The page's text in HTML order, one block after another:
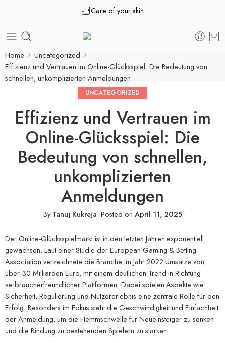
Care of your skin
Home
Uncategorized
Effizienz und Vertrauen im Online-Glücksspiel: Die Bedeutung von
schnellen, unkomplizierten Anmeldungen
UNCATEGORIZED
Effizienz und Vertrauen im
Online-Glücksspiel: Die
Bedeutung von schnellen,
unkomplizierten
Anmeldungen
ByTanuj Kukreja. Posted on April 11, 2025
Der Online-Glücksspielmarkt ist in den letzten Jahren exponentiell
gewachsen. Laut einer Studie der European Gaming & Betting
Association verzeichnete die Branche im Jahr 2022 Umsätze von
über 30 Milliarden Euro, mit einem deutlichen Trend in Richtung
verbraucherfreundlicher Plattformen. Dabei spielen Aspekte wie
Sicherheit, Regulierung und Nutzererlebnis eine zentrale Rolle für den
Erfolg. Besonders im Fokus steht die Geschwindigkeit und Einfachheit
der Anmeldung, um die Hemmschwelle für Neueinsteiger zu senken
und die Bindung zu bestehenden Spielern zu stärken.